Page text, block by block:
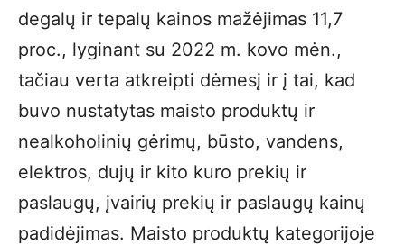
degalų ir tepalų kainos mažėjimas 11,7
proc., lyginant su 2022 m. kovo mėn.,
tačiau verta atkreipti dėmesį ir į tai, kad
buvo nustatytas maisto produktų ir
nealkoholinių gėrimų, būsto, vandens,
elektros, dujų ir kito kuro prekių ir
paslaugų, įvairių prekių ir paslaugų kainų
padidėjimas. Maisto produktų kategorijoje